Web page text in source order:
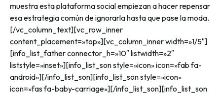
muestra esta plataforma social empiezan a hacer repensar
esa estrategia común de ignorarla hasta que pase la moda.
[/vc_column_text][vc_row_inner
content_placement=»top»][vc_column_inner width=»1/5″]
[info_list_father connector_h=»10″ listwidth=»2″
liststyle=»inset»][info_list_son style=»icon» icon=»fab fa-
android»][/info_list_son][info_list_son style=»icon»
icon=»fas fa-baby-carriage»][/info_list_son][info_list_son